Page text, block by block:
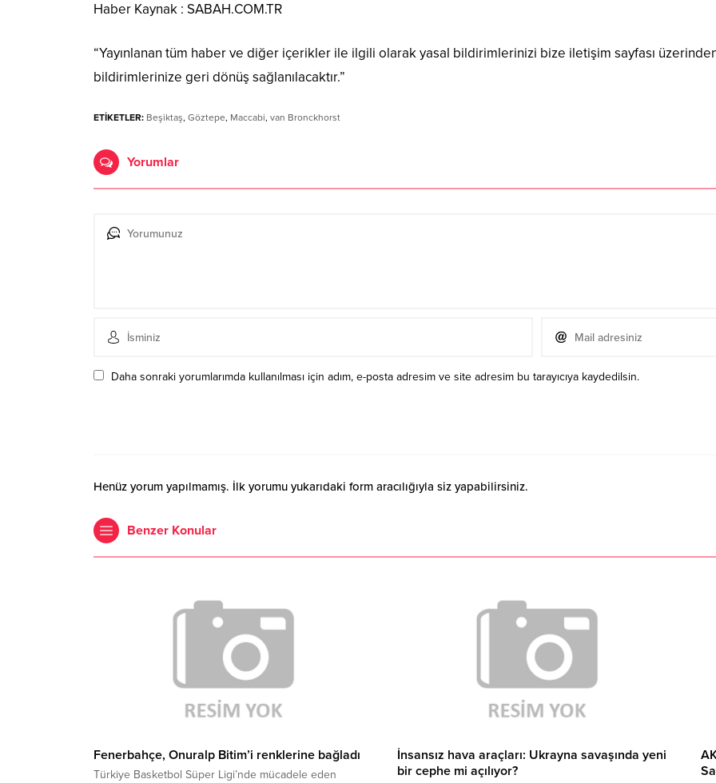
Haber Kaynak : SABAH.COM.TR
“Yayınlanan tüm haber ve diğer içerikler ile ilgili olarak yasal bildirimlerinizi bize iletişim sayfası
bildirimlerinize geri dönüş sağlanılacaktır.”
ETİKETLER: Beşiktaş, Göztepe, Maccabi, van Bronckhorst
Yorumlar
Daha sonraki yorumlarımda kullanılması için adım, e-posta adresim ve site adresim bu tarayıcıya kaydedilsin.
Henüz yorum yapılmamış. İlk yorumu yukarıdaki form aracılığıyla siz yapabilirsiniz.
Benzer Konular
Fenerbahçe, Onuralp Bitim’i renklerine bağladı
Türkiye Basketbol Süper Ligi’nde mücadele eden
İnsansız hava araçları: Ukrayna savaşında yeni
bir cephe mi açılıyor?